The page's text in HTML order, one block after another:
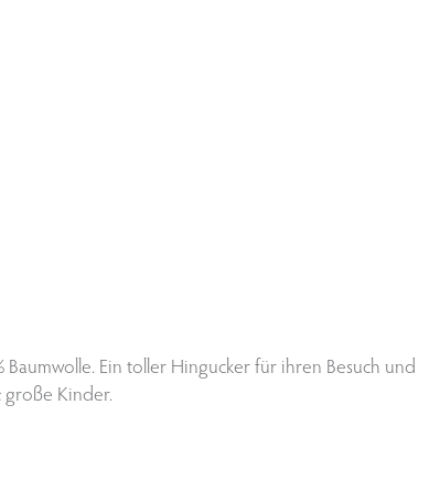
Baumwolle. Ein toller Hingucker für ihren Besuch und
Kinder.